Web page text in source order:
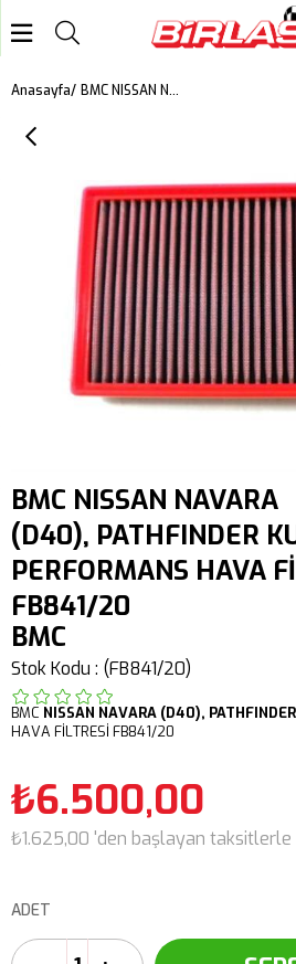
Anasayfa BMC NISSAN NAVARA (D40), PATHFINDER KUTU İÇİ PERFORMANS HAVA FİLTRESİ FB841/20
BMC NISSAN NAVARA
(D40), PATHFINDER
PERFORMANS HAVA
FB841/20
BMC
Stok Kodu (FB841/20)
BMC NISSAN NAVARA (D40), PATHFINDER
HAVA FİLTRESİ FB841/20
₺6.500,00
₺1.625,00 'den başlayan taksitlerle
ADET